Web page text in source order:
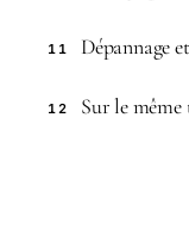
11 Dépannage
12 Sur le même